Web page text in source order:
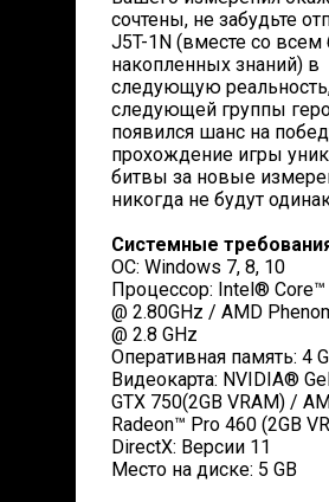
сочтены, не забудьте
J5T-1N (вместе со
накопленных знаний) в
следующую
следующей группы
появился шанс на
прохождение игры
битвы за новые
никогда не будут
Системные
ОС: Windows 7, 8, 10
Процессор: Intel®
@ 2.80GHz / AMD
@ 2.8 GHz
Оперативная память: 4
Видеокарта: NVIDIA®
GTX 750(2GB VRAM) /
Radeon™ Pro 460 (2GB
DirectX: Версии 11
Место на диске: 5 GB